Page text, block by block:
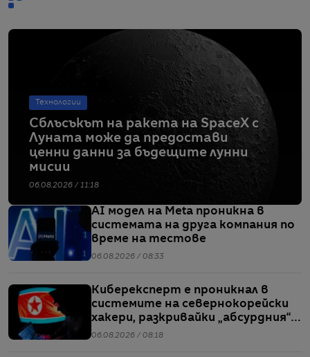
Технологии
Сблъсъкът на ракета на SpaceX с
Луната може да предостави
ценни данни за бъдещите лунни
мисии
06.08.2026 / 11:18
AI модел на Meta проникна в
системата на друга компания по
време на тестове
06.08.2026 / 08:33
Киберексперт е проникнал в
системите на севернокорейски
хакери, разкривайки „абсурдния“
мащаб на атаките им
06.08.2026 / 08:18